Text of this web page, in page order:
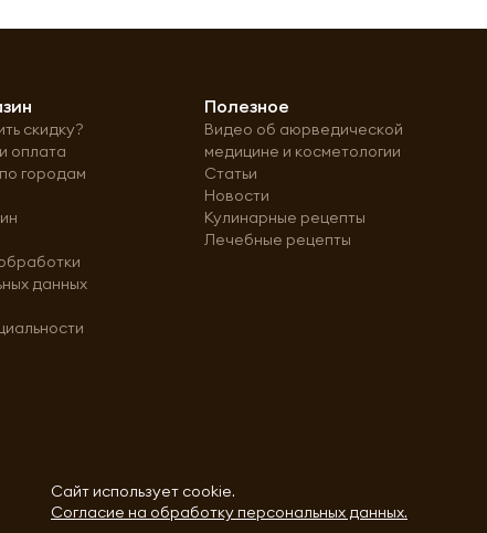
скидку?
оплата
городам
данных
Полезное
Видео об аюрведической
медицине и косметологии
Статьи
Новости
Кулинарные рецепты
Лечебные рецепты
Сайт использует cookie.
Согласие на обработку персональных данных.